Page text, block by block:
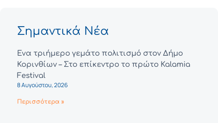
Σημαντικά Νέα
Ένα τριήμερο γεμάτο πολιτισμό στον Δήμο
Κορινθίων – Στο επίκεντρο το πρώτο Kalamia
Festival
8 Αυγούστου, 2026
Περισσότερα »